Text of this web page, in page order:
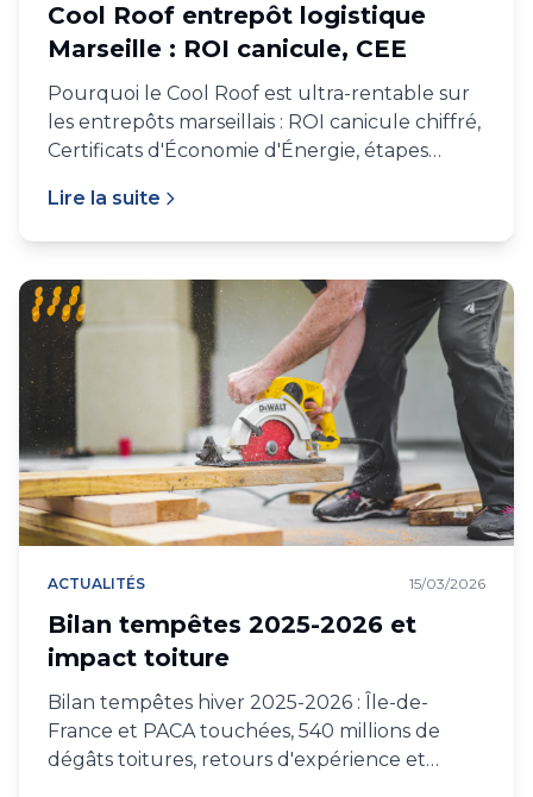
Cool Roof entrepôt logistique
Marseille : ROI canicule, CEE
Pourquoi le Cool Roof est ultra-rentable sur
les entrepôts marseillais : ROI canicule chiffré,
Certificats d'Économie d'Énergie, étapes
Lire la suite
ACTUALITÉS 15/03/2026
Bilan tempêtes 2025-2026 et
impact toiture
Bilan tempêtes hiver 2025-2026 : Île-de-
France et PACA touchées, 540 millions de
dégâts toitures, retours d'expérience et